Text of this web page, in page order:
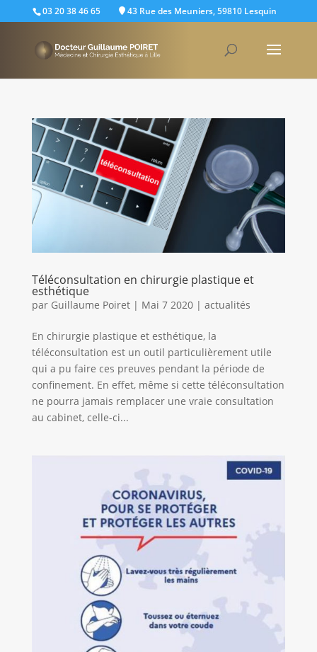
03 20 38 46 65 43 Rue des Meuniers, 59810 Lesquin
Téléconsultation en chirurgie plastique et
esthétique
par Guillaume Poiret| Mai 7 2020| actualités
En chirurgie plastique et esthétique, la
téléconsultation est un outil particulièrement utile
qui a pu faire ces preuves pendant la période de
confinement. En effet, même si cette téléconsultation
ne pourra jamais remplacer une vraie consultation
au cabinet, celle-ci...